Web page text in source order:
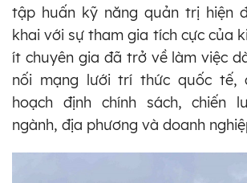
tập huấn kỹ năng quản trị hiện
khai với sự tham gia tích cực của
ít chuyên gia đã trở về làm việc
nối mạng lưới trí thức quốc tế,
hoạch định chính sách, chiến
ngành, địa phương và doanh